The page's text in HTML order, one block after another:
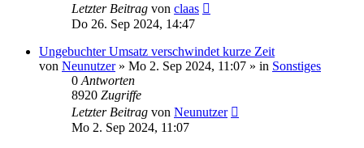
Letzter Beitrag von claas
Do 26. Sep 2024, 14:47
Ungebuchter Umsatz verschwindet kurze Zeit
von Neunutzer» Mo 2. Sep 2024, 11:07 » in Sonstiges
0 Antworten
8920 Zugriffe
Letzter Beitrag von Neunutzer
Mo 2. Sep 2024, 11:07